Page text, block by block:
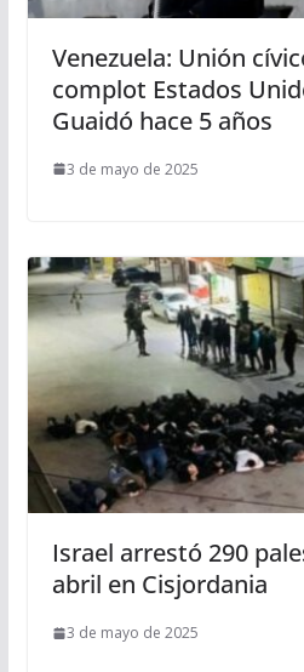
Venezuela: Unión
complot Estados
Guaidó hace 5 años
3 de mayo de 2025
Israel arrestó 290
abril en Cisjordania
3 de mayo de 2025